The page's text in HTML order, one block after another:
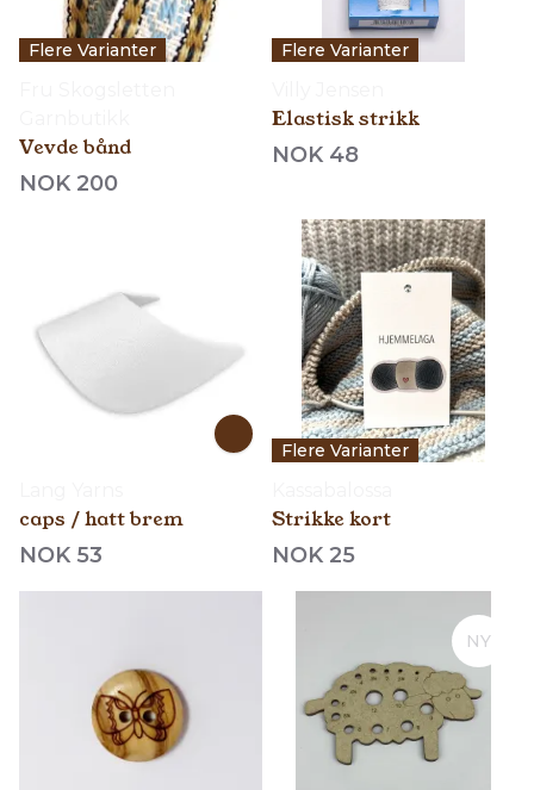
Flere Varianter
Vevde bånd
NOK 200
Flere Varianter
Elastisk strikk
NOK 48
caps / hatt brem
NOK 53
Flere Varianter
Strikke kort
NOK 25
NY